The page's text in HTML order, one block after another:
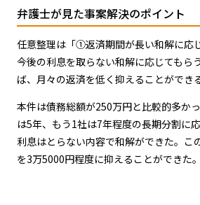
弁護士が見た事案解決のポイント
任意整理は「①返済期間が長い和解に応
今後の利息を取らない和解に応じてもら
ば、月々の返済を低く抑えることができる
本件は債務総額が250万円と比較的多か
は5年、もう1社は7年程度の長期分割に
利息はとらない内容で和解ができた。こ
を3万5000円程度に抑えることができた。